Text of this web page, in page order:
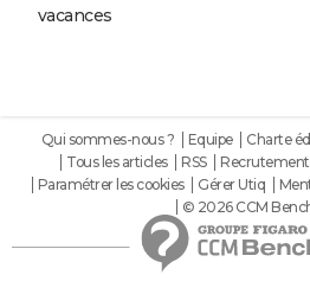
vacances
Qui sommes-nous ? Equipe Charte
Tous les articles
RSS Recrutement
Paramétrer les cookies
Gérer Utiq
© 2026 CCM